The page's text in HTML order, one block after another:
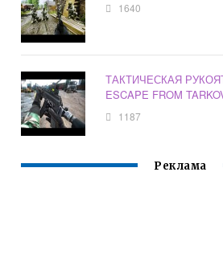
1640
ТАКТИЧЕСКАЯ
ESCAPE FROM
1187
Реклама